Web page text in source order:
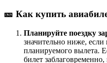
🎫 Как купить
Планируйте поездку
значительно ниже, если
планируемого вылета.
билет